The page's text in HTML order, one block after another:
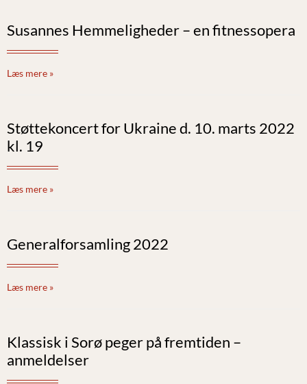
Susannes Hemmeligheder – en fitnessopera
Læs mere »
Støttekoncert for Ukraine d. 10. marts 2022
kl. 19
Læs mere »
Generalforsamling 2022
Læs mere »
Klassisk i Sorø peger på fremtiden –
anmeldelser